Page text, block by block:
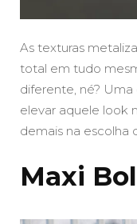
As texturas
total em tudo
diferente, né?
elevar aquele look
demais na escolha
Maxi